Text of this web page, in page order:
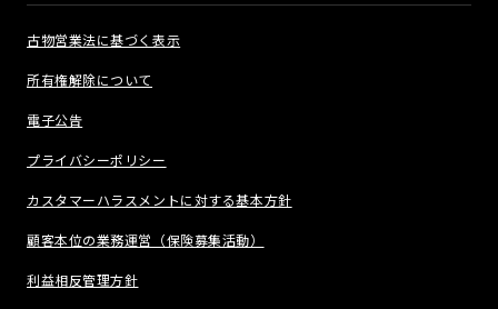
古物営業法に基づく表示
所有権解除について
電子公告
プライバシーポリシー
カスタマーハラスメントに対する基本方針
顧客本位の業務運営（保険募集活動）
利益相反管理方針